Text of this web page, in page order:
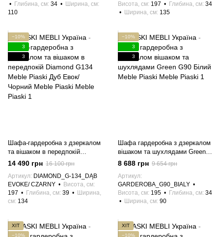
Глибина, см 34
Ширина, см
110
Висота, см 197 Глибина, см 34
Ширина, см 135
−10%
3
3
Шафа-гардеробна з дзеркалом
та вішаком в передпокій
Diamond G134 Meble Piaski Дуб
Евок/Чорний Meble Piaski
14 490 грн 16 100 грн
Артикул
DIAMOND_G-134_DĄB
EVOKE/ CZARNY
Висота, см
197
Глибина, см 39
Ширина,
см 134
−10%
3
3
Шафа гардеробна з дзеркалом
вішаком та шухлядами Green
G90 Білий Meble Piaski
8 688 грн 9 654 грн
Артикул
GARDEROBA_G90_BIALY
Висота, см 195 Глибина, см 34
Ширина, см 90
ХІТ
−10%
ХІТ
−10%